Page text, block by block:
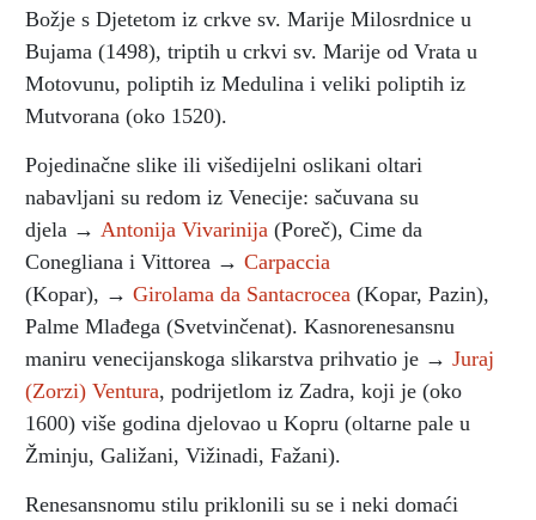
Božje s Djetetom iz crkve sv. Marije Milosrdnice u
Bujama (1498), triptih u crkvi sv. Marije od Vrata u
Motovunu, poliptih iz Medulina i veliki poliptih iz
Mutvorana (oko 1520).
Pojedinačne slike ili višedijelni oslikani oltari
nabavljani su redom iz Venecije: sačuvana su
djela → Antonija Vivarinija (Poreč), Cime da
Conegliana i Vittorea → Carpaccia
(Kopar), → Girolama da Santacrocea (Kopar, Pazin),
Palme Mlađega (Svetvinčenat). Kasnorenesansnu
maniru venecijanskoga slikarstva prihvatio je → Juraj
(Zorzi) Ventura, podrijetlom iz Zadra, koji je (oko
1600) više godina djelovao u Kopru (oltarne pale u
Žminju, Galižani, Vižinadi, Fažani).
Renesansnomu stilu priklonili su se i neki domaći